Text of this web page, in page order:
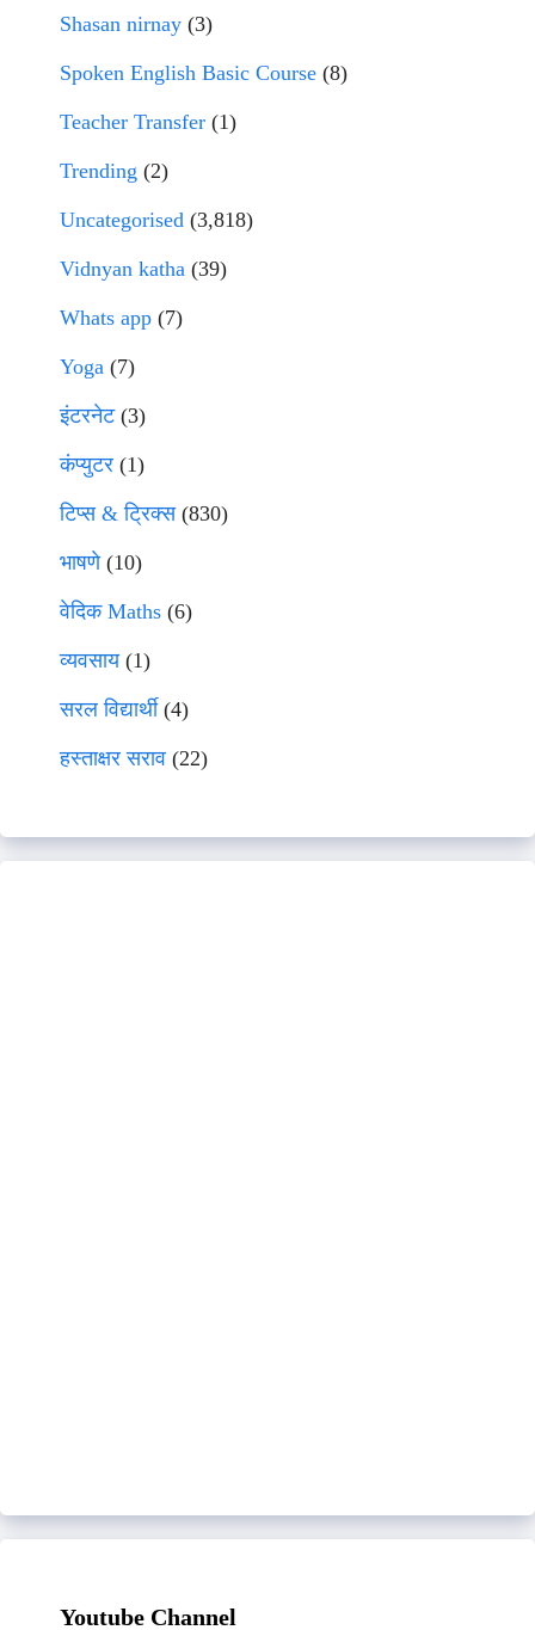
Shasan nirnay (3)
Spoken English Basic Course (8)
Teacher Transfer (1)
Trending (2)
Uncategorised (3,818)
Vidnyan katha (39)
Whats app (7)
Yoga (7)
इंटरनेट(3)
कंप्युटर (1)
टिप्स & ट्रिक्स(830)
भाषणे(10)
वेदिक Maths (6)
व्यवसाय(1)
सरल विद्यार्थी(4)
हस्ताक्षर सराव (22)
Youtube Channel